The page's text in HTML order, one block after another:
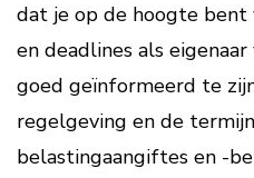
dat je op de hoogte
en deadlines als
goed geïnformeerd te
regelgeving en de
belastingaangiftes en -